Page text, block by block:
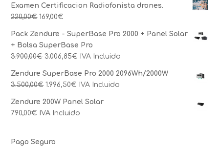
Examen Certificacion Radiofonista drones.
220,00€ 169,00€
Pack Zendure - SuperBase Pro 2000 + Panel Solar
+ Bolsa SuperBase Pro
3.900,00€ 3.006,85€ IVA Incluido
Zendure SuperBase Pro 2000 2096Wh/2000W
3.500,00€ 1.996,50€ IVA Incluido
Zendure 200W Panel Solar
790,00€ IVA Incluido
Pago Seguro